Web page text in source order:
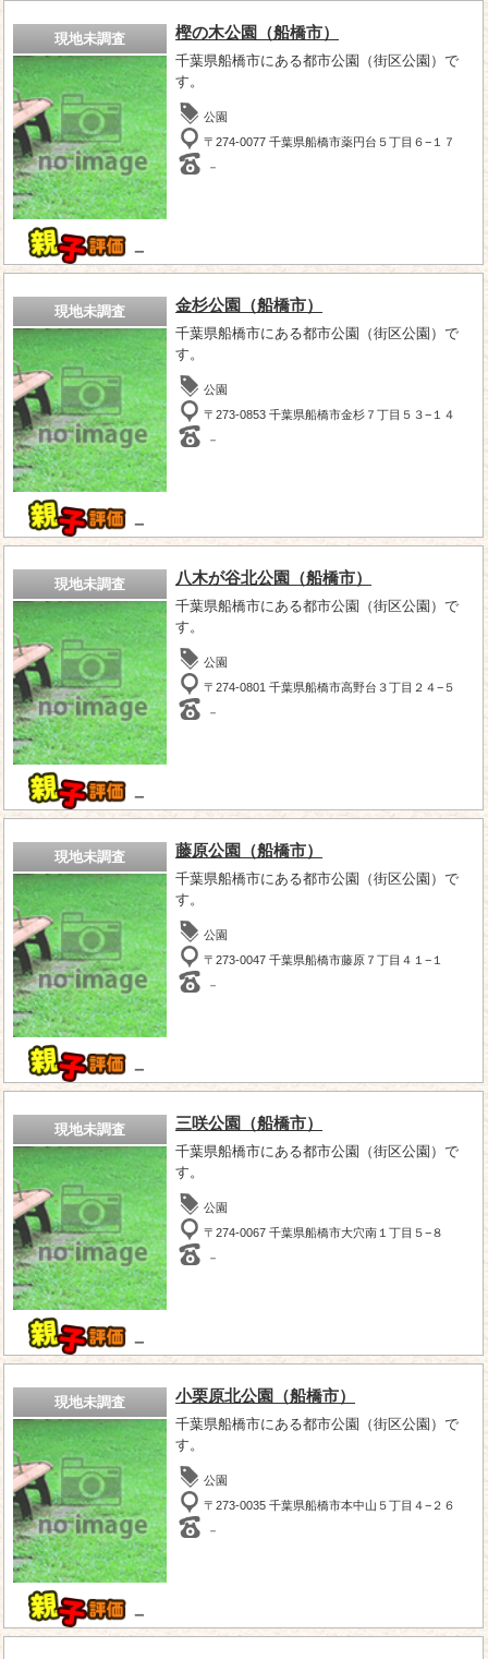
現地未調査
－
樫の木公園（船橋市）
千葉県船橋市にある都市公園（街区公園）で
す。
公園
〒274-0077 千葉県船橋市薬円台５丁目６−１７
－
現地未調査
－
金杉公園（船橋市）
千葉県船橋市にある都市公園（街区公園）で
す。
公園
〒273-0853 千葉県船橋市金杉７丁目５３−１４
－
現地未調査
－
八木が谷北公園（船橋市）
千葉県船橋市にある都市公園（街区公園）で
す。
公園
〒274-0801 千葉県船橋市高野台３丁目２４−５
－
現地未調査
－
藤原公園（船橋市）
千葉県船橋市にある都市公園（街区公園）で
す。
公園
〒273-0047 千葉県船橋市藤原７丁目４１−１
－
現地未調査
－
三咲公園（船橋市）
千葉県船橋市にある都市公園（街区公園）で
す。
公園
〒274-0067 千葉県船橋市大穴南１丁目５−８
－
現地未調査
－
小栗原北公園（船橋市）
千葉県船橋市にある都市公園（街区公園）で
す。
公園
〒273-0035 千葉県船橋市本中山５丁目４−２６
－